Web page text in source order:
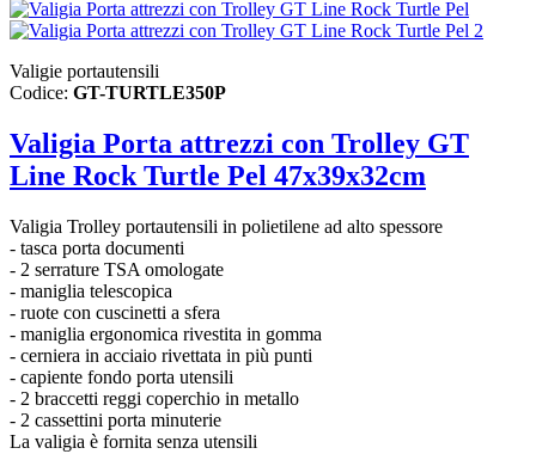
Valigie portautensili
Codice: GT-TURTLE350P
Valigia Porta attrezzi con Trolley GT
Line Rock Turtle Pel 47x39x32cm
Valigia Trolley portautensili in polietilene ad alto spessore
- tasca porta documenti
- 2 serrature TSA omologate
- maniglia telescopica
- ruote con cuscinetti a sfera
- maniglia ergonomica rivestita in gomma
- cerniera in acciaio rivettata in più punti
- capiente fondo porta utensili
- 2 braccetti reggi coperchio in metallo
- 2 cassettini porta minuterie
La valigia è fornita senza utensili